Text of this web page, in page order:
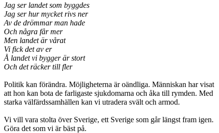
Jag ser landet som byggdes
Jag ser hur mycket rivs ner
Av de drömmar man hade
Och några får mer
Men landet är vårat
Vi fick det av er
Å landet vi bygger är stort
Och det räcker till fler
Politik kan förändra. Möjligheterna är oändliga. Människan har visat
att hon kan bota de farligaste sjukdomarna och åka till rymden. Med
starka välfärdssamhällen kan vi utradera svält och armod.
Vi vill vara stolta över Sverige, ett Sverige som går längst fram igen.
Göra det som vi är bäst på.